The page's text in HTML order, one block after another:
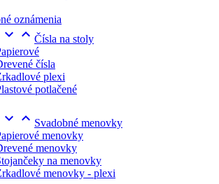
oznámenia
  Čísla na stoly
čísla
plexi
potlačené
  Svadobné menovky
menovky
menovky
na menovky
menovky - plexi